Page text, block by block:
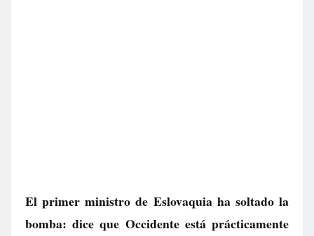
El primer ministro de Eslovaquia ha soltado la
bomba: dice que Occidente está prácticamente